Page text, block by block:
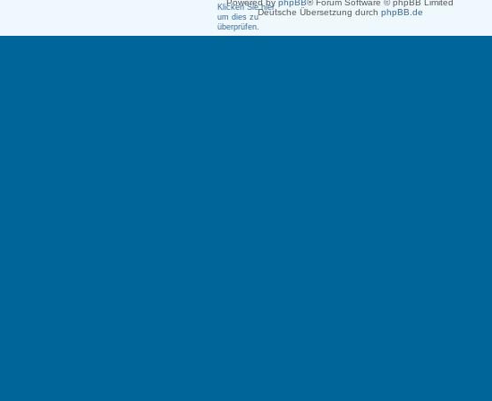
Powered by phpBB® Forum Software © phpBB Limited
Deutsche Übersetzung durch phpBB.de